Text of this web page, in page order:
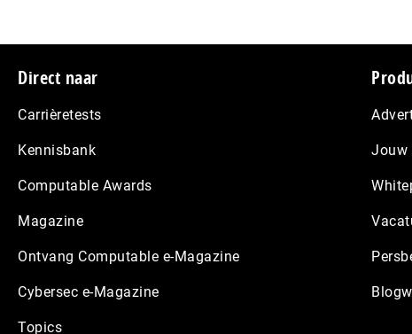
Footer
Direct naar
Carrièretests
Kennisbank
Computable Awards
Magazine
Ontvang Computable e-Magazine
Cybersec e-Magazine
Topics
Jouw